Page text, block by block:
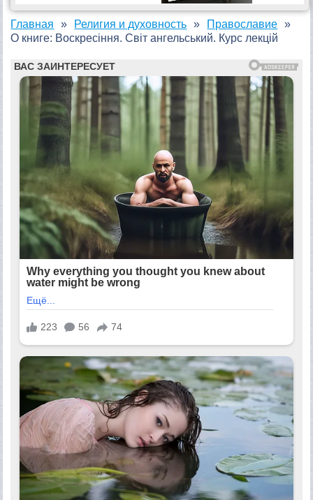
Главная Религия и духовность
Православие
О книге: Воскресіння. Світ ангельський. Курс лекцій